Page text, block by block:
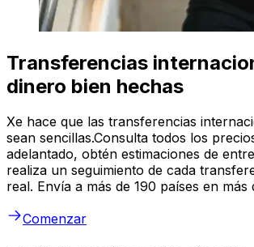
Transferencias
dinero bien hechas
Xe hace que las transferencias
sean sencillas.Consulta todos los
adelantado, obtén estimaciones de
realiza un seguimiento de cada
real. Envía a más de 190 países en más
Comenzar